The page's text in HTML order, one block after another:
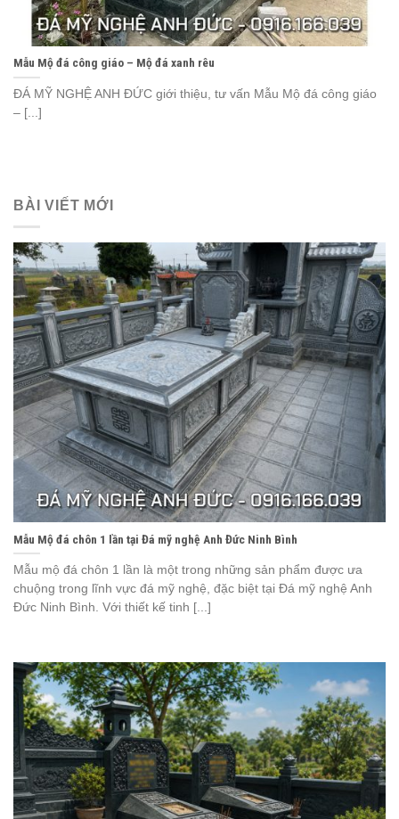
Mẫu Mộ đá công giáo – Mộ đá xanh rêu
ĐÁ MỸ NGHỆ ANH ĐỨC giới thiệu, tư vấn Mẫu Mộ đá công giáo
– [...]
BÀI VIẾT MỚI
Mẫu Mộ đá chôn 1 lần tại Đá mỹ nghệ Anh Đức Ninh Bình
Mẫu mộ đá chôn 1 lần là một trong những sản phẩm được ưa
chuộng trong lĩnh vực đá mỹ nghệ, đặc biệt tại Đá mỹ nghệ Anh
Đức Ninh Bình. Với thiết kế tinh [...]